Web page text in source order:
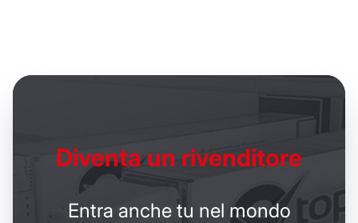
Diventa un rivenditore
Entra anche tu nel mondo